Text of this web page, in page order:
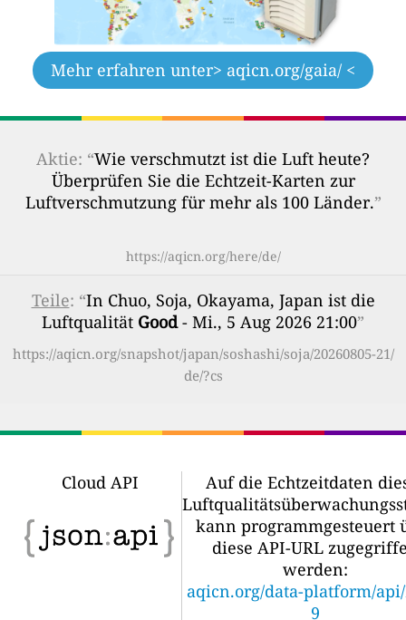
Mehr erfahren unter> aqicn.org/gaia/ <
Aktie: “Wie verschmutzt ist die Luft heute?
Überprüfen Sie die Echtzeit-Karten zur
Luftverschmutzung für mehr als 100 Länder.”
https://aqicn.org/here/de/
Teile: “In Chuo, Soja, Okayama, Japan ist die
Luftqualität Good- Mi., 5 Aug 2026 21:00”
https://aqicn.org/snapshot/japan/soshashi/soja/20260805-21/
de/?cs
Cloud API
Auf die Echtzeitdaten
kann programmgesteuert
diese API-URL
werden:
aqicn.org/data-platform/
9